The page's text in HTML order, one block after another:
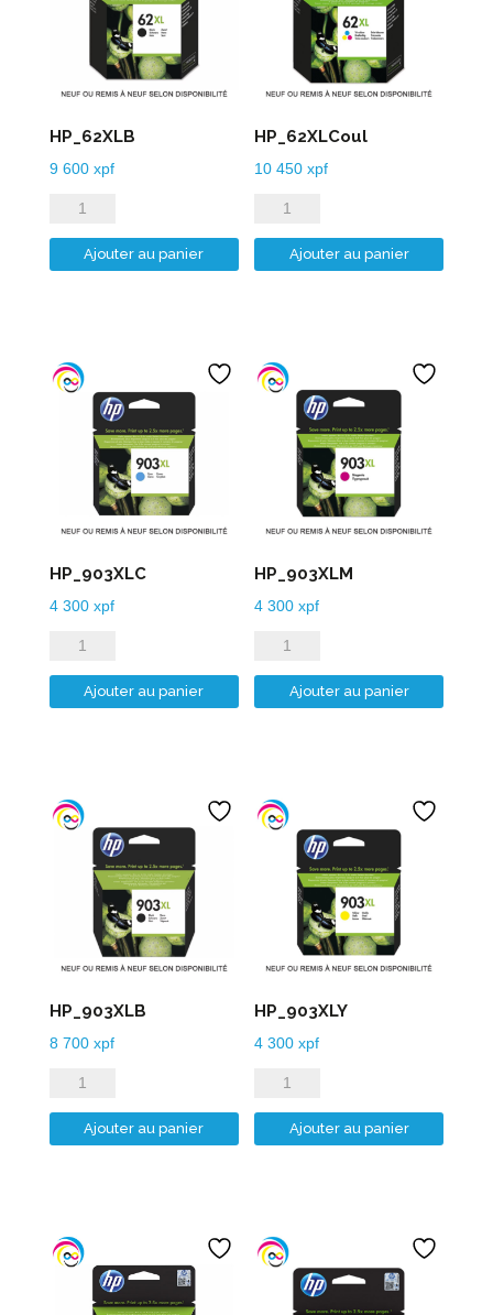
HP_62XLB
9 600 xpf
quantité
de
HP_62XLB
Ajouter au panier
HP_62XLCoul
10 450xpf
quantité
de
HP_62XLCoul
Ajouter au panier
HP_903XLC
4 300 xpf
quantité
de
HP_903XLC
Ajouter au panier
HP_903XLM
4 300xpf
quantité
de
HP_903XLM
Ajouter au panier
HP_903XLB
8 700 xpf
quantité
de
HP_903XLB
Ajouter au panier
HP_903XLY
4 300xpf
quantité
de
HP_903XLY
Ajouter au panier